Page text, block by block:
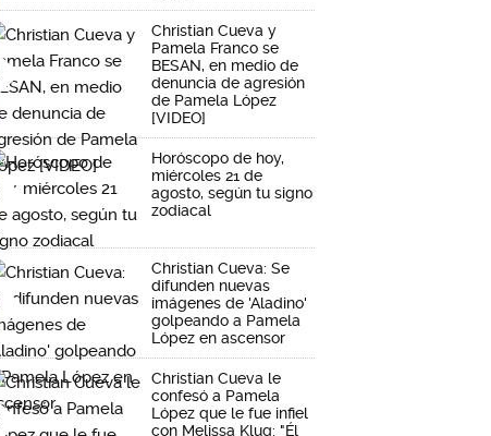
Christian Cueva y
Pamela Franco se
BESAN, en medio de
denuncia de agresión
de Pamela López
[VIDEO]
Horóscopo de hoy,
miércoles 21 de
agosto, según tu signo
zodiacal
Christian Cueva: Se
difunden nuevas
imágenes de 'Aladino'
golpeando a Pamela
López en ascensor
Christian Cueva le
confesó a Pamela
López que le fue infiel
con Melissa Klug: "Él